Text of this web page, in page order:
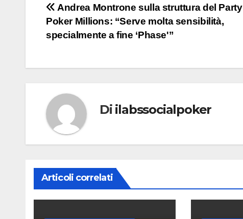
Navigazione
articoli
Andrea Montrone sulla struttura del Party
Poker Millions: “Serve molta sensibilità,
specialmente a fine ‘Phase'”
Di ilabssocialpoker
Articoli correlati